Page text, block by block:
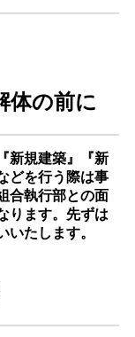
体の前に
新規建築』『新
どを行う際は事
合執行部との面
ります。先ずは
たします。